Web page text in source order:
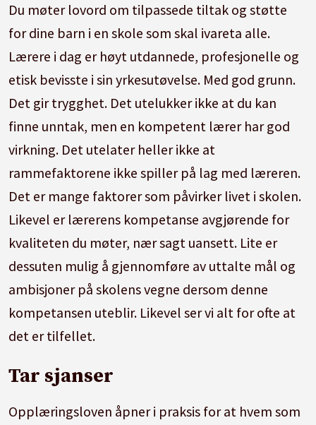
Du møter lovord om tilpassede tiltak og støtte
for dine barn i en skole som skal ivareta alle.
Lærere i dag er høyt utdannede, profesjonelle og
etisk bevisste i sin yrkesutøvelse. Med god grunn.
Det gir trygghet. Det utelukker ikke at du kan
finne unntak, men en kompetent lærer har god
virkning. Det utelater heller ikke at
rammefaktorene ikke spiller på lag med læreren.
Det er mange faktorer som påvirker livet i skolen.
Likevel er lærerens kompetanse avgjørende for
kvaliteten du møter, nær sagt uansett. Lite er
dessuten mulig å gjennomføre av uttalte mål og
ambisjoner på skolens vegne dersom denne
kompetansen uteblir. Likevel ser vi alt for ofte at
det er tilfellet.
Tar sjanser
Opplæringsloven åpner i praksis for at hvem som